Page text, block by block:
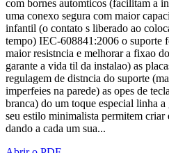
com bornes automticos (facilitam a
uma conexo segura com maior
infantil (o contato s liberado ao
tempo) IEC-608841:2006 o suporte
maior resistncia e melhorar a fixao
garante a vida til da instalao) as
regulagem de distncia do suporte
imperfeies na parede) as opes de
branca) do um toque especial linha a
seu estilo minimalista permitem criar
dando a cada um sua...